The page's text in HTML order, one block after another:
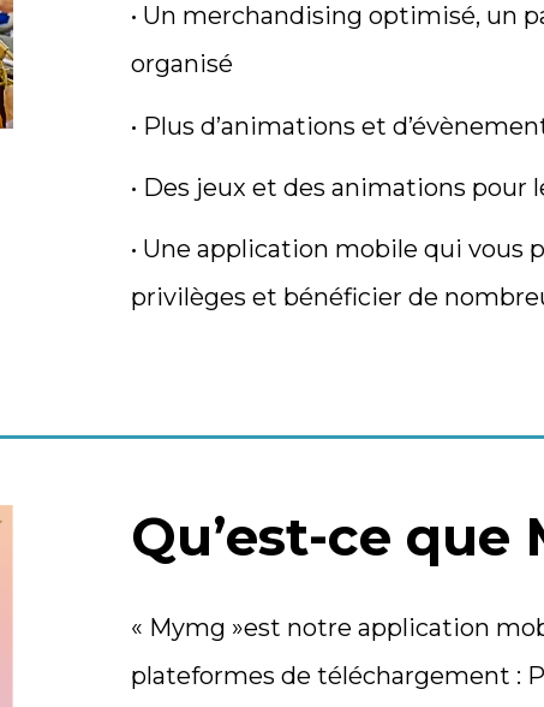
• Un merchandising optimisé, un
organisé
• Plus d’animations et
• Des jeux et des animations pour
• Une application mobile qui vous
privilèges et bénéficier de
Qu’est-ce que
« Mymg »est notre application
plateformes de téléchargement :